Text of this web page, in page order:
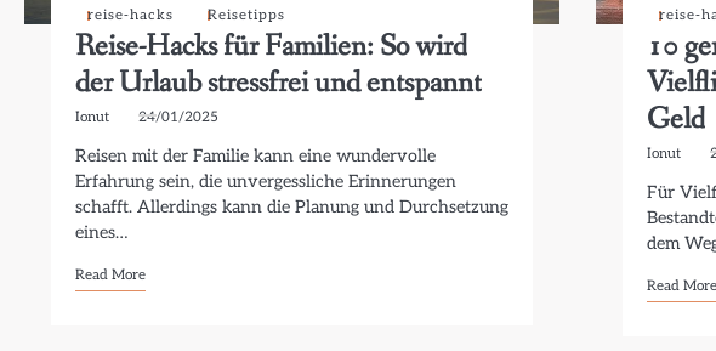
reise-hacks Reisetipps
Reise-Hacks für Familien: So wird
der Urlaub stressfrei und entspannt
Ionut 24/01/2025
Reisen mit der Familie kann eine wundervolle
Erfahrung sein, die unvergessliche Erinnerungen
schafft. Allerdings kann die Planung und Durchsetzung
eines…
Read More
reise-
10
Geld
Ionut
Für
dem
Read More